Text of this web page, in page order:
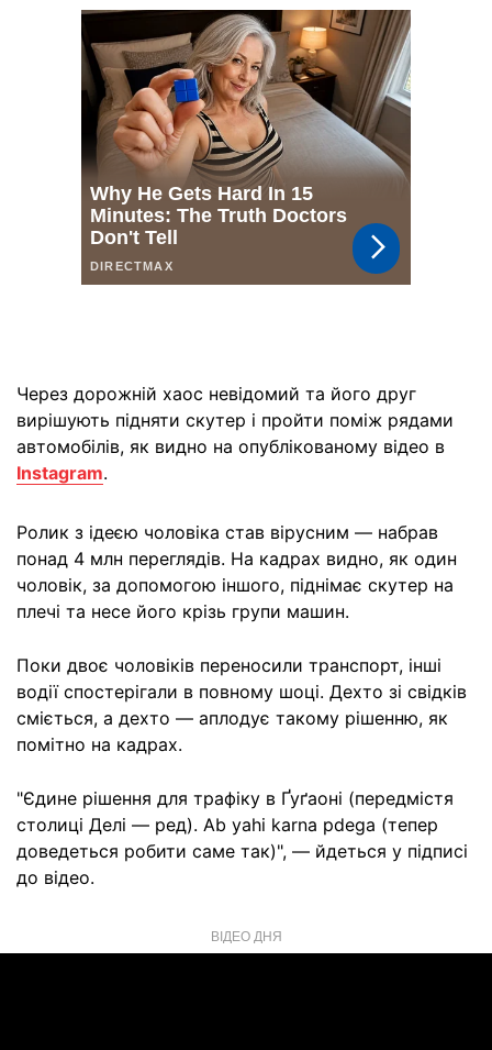
Через дорожній хаос невідомий та його друг
вирішують підняти скутер і пройти поміж рядами
автомобілів, як видно на опублікованому відео в
Instagram.
Ролик з ідеєю чоловіка став вірусним — набрав
понад 4 млн переглядів. На кадрах видно, як один
чоловік, за допомогою іншого, піднімає скутер на
плечі та несе його крізь групи машин.
Поки двоє чоловіків переносили транспорт, інші
водії спостерігали в повному шоці. Дехто зі свідків
сміється, а дехто — аплодує такому рішенню, як
помітно на кадрах.
"Єдине рішення для трафіку в Ґуґаоні (передмістя
столиці Делі — ред). Ab yahi karna pdega (тепер
доведеться робити саме так)", — йдеться у підписі
до відео.
ВІДЕО ДНЯ